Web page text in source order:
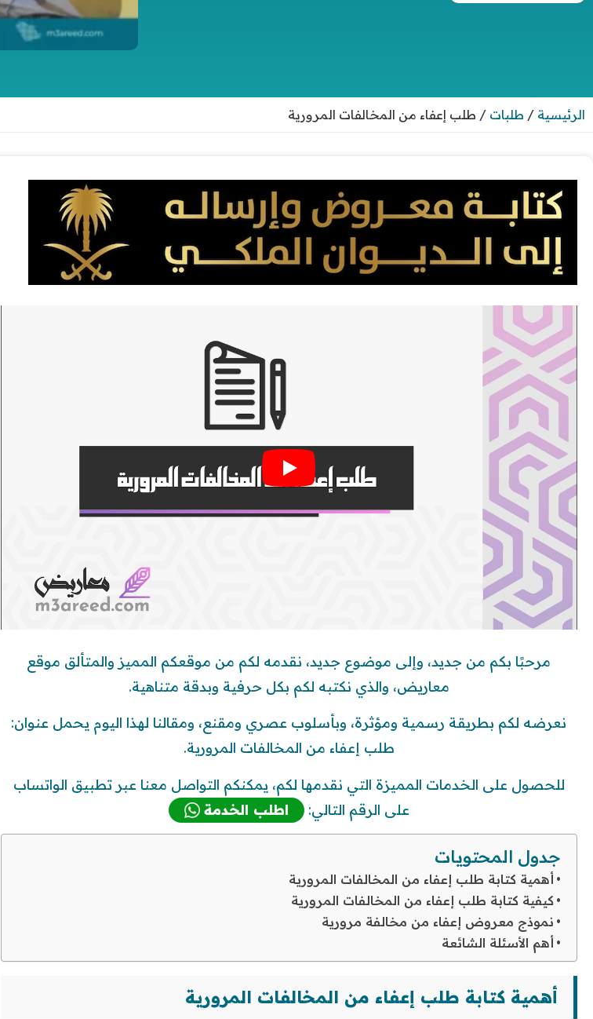
الرئيسية / طلبات / طلب إعفاء من المخالفات المرورية
مرحبًا بكم من جديد، وإلى موضوع جديد، نقدمه لكم من موقعكم المميز والمتألق موقع
معاريض، والذي نكتبه لكم بكل حرفية وبدقة متناهية.
نعرضه لكم بطريقة رسمية ومؤثرة، وبأسلوب عصري ومقنع، ومقالنا لهذا اليوم يحمل عنوان:
طلب إعفاء من المخالفات المرورية.
للحصول على الخدمات المميزة التي نقدمها لكم، يمكنكم التواصل معنا عبر تطبيق الواتساب
على الرقم التالي:
اطلب الخدمة
جدول المحتويات
أهمية كتابة طلب إعفاء من المخالفات المرورية
كيفية كتابة طلب إعفاء من المخالفات المرورية
نموذج معروض إعفاء من مخالفة مرورية
أهم الأسئلة الشائعة
أهمية كتابة طلب إعفاء من المخالفات المرورية